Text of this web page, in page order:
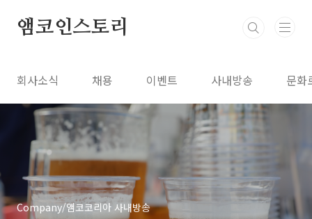
앰코인스토리
회사소식 채용 이벤트 사내방송 문화
Company/앰코코리아 사내방송